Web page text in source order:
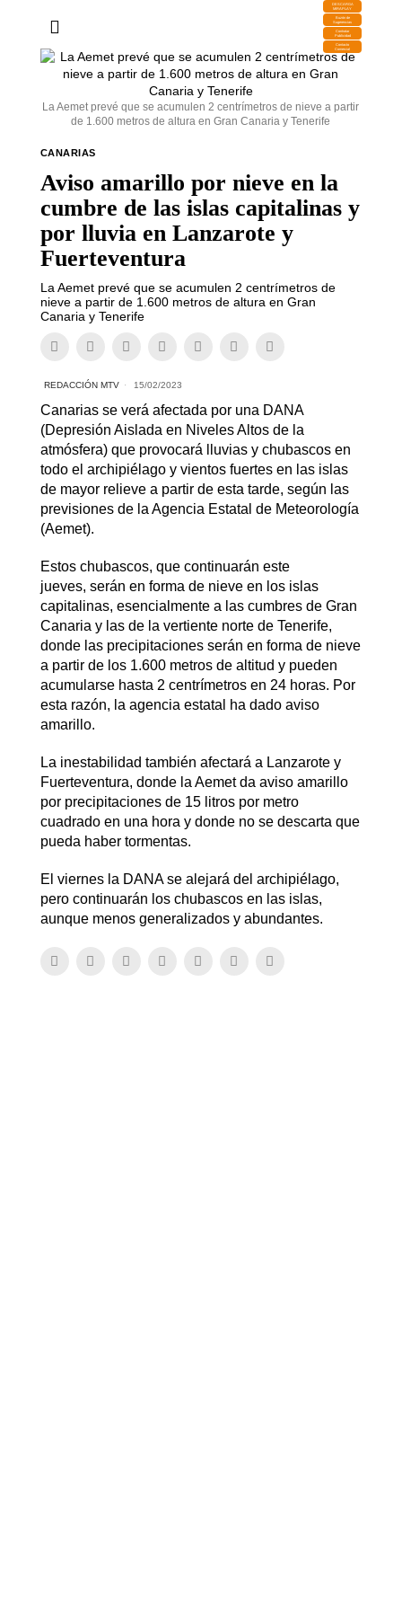
DESCARGA
MIRAPLAY
Buzón de
Sugerencias
Contratar
Publicidad
Contacto
Comercial
La Aemet prevé que se acumulen 2 centrímetros de nieve a partir
de 1.600 metros de altura en Gran Canaria y Tenerife
CANARIAS
Aviso amarillo por nieve en la
cumbre de las islas capitalinas y
por lluvia en Lanzarote y
Fuerteventura
La Aemet prevé que se acumulen 2 centrímetros de
nieve a partir de 1.600 metros de altura en Gran
Canaria y Tenerife
REDACCIÓN MTV 15/02/2023
Canarias se verá afectada por una DANA
(Depresión Aislada en Niveles Altos de la
atmósfera) que provocará lluvias y chubascos en
todo el archipiélago y vientos fuertes en las islas
de mayor relieve a partir de esta tarde, según las
previsiones de la Agencia Estatal de Meteorología
(Aemet).
Estos chubascos, que continuarán este
jueves, serán en forma de nieve en los islas
capitalinas, esencialmente a las cumbres de Gran
Canaria y las de la vertiente norte de Tenerife,
donde las precipitaciones serán en forma de nieve
a partir de los 1.600 metros de altitud y pueden
acumularse hasta 2 centrímetros en 24 horas. Por
esta razón, la agencia estatal ha dado aviso
amarillo.
La inestabilidad también afectará a Lanzarote y
Fuerteventura, donde la Aemet da aviso amarillo
por precipitaciones de 15 litros por metro
cuadrado en una hora y donde no se descarta que
pueda haber tormentas.
El viernes la DANA se alejará del archipiélago,
pero continuarán los chubascos en las islas,
aunque menos generalizados y abundantes.